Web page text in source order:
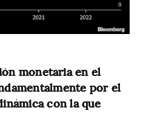
monetaria en el
por el
con la que